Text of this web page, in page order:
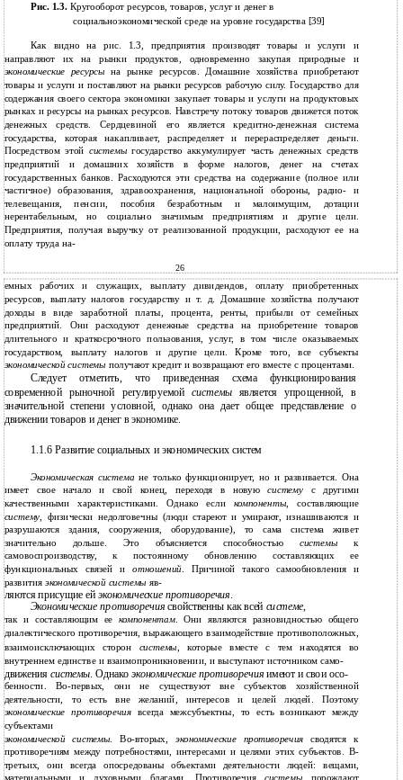
Рис. 1.3. Кругооборот ресурсов, товаров, услуг и денег в
социальноэкономической среде на уровне государства [39]
Как видно на рис. 1.3, предприятия производят товары и услуги и
направляют их на рынки продуктов, одновременно закупая природные и
экономические ресурсына рынке ресурсов. Домашние хозяйства приобретают
товары и услуги и поставляют на рынки ресурсов рабочую силу. Государство для
содержания своего сектора экономики закупает товары и услуги на продуктовых
рынках и ресурсы на рынках ресурсов. Навстречу потоку товаров движется поток
денежных средств. Сердцевиной его является кредитно-денежная система
государства, которая накапливает, распределяет и перераспределяет деньги.
Посредством этой системыгосударство аккумулирует часть денежных средств
предприятий и домашних хозяйств в форме налогов, денег на счетах
государственных банков. Расходуются эти средства на содержание (полное или
частичное) образования, здравоохранения, национальной обороны, радио- и
телевещания, пенсии, пособия безработным и малоимущим, дотации
нерентабельным, но социально значимым предприятиям и другие цели.
Предприятия, получая выручку от реализованной продукции, расходуют ее на
оплату труда на-
26
емных рабочих и служащих, выплату дивидендов, оплату приобретенных
ресурсов, выплату налогов государству и т. д. Домашние хозяйства получают
доходы в виде заработной платы, процента, ренты, прибыли от семейных
предприятий. Они расходуют денежные средства на приобретение товаров
длительного и краткосрочного пользования, услуг, в том числе оказываемых
государством, выплату налогов и другие цели. Кроме того, все субъекты
экономической системы получают кредит и возвращают его вместе с процентами.
Следует отметить, что приведенная схема функционирования
современной рыночной регулируемойсистемы является упрощенной, в
значительной степени условной, однако она дает общее представление о
движении товаров и денег в экономике.
1.1.6 Развитие социальных и экономических систем
Экономическая системане только функционирует, но и развивается. Она
имеет свое начало и свой конец, переходя в новуюсистему с другими
качественными характеристиками. Однако есликомпоненты, составляющие
систему , физически недолговечны (люди стареют и умирают, изнашиваются и
разрушаются здания, сооружения, оборудование), то сама система живет
значительно дольше. Это объясняется способностью системык
самовоспроизводству, к постоянному обновлению составляющих ее
функциональных связей иотношений. Причиной такого самообновления и
развития экономической системы яв-
ляются присущие ей экономические противоречия.
Экономические противоречиясвойственны как всей системе
так и составляющим ее компонентам. Они являются разновидностью общего
диалектического противоречия, выражающего взаимодействие противоположных,
взаимоисключающих сторон системы, которые вместе с тем находятся во
внутреннем единстве и взаимопроникновении, и выступают источником само-
движения системы . Однакоэкономические противоречияимеют и свои осо-
бенности. Во-первых, они не существуют вне субъектов хозяйственной
деятельности, то есть вне желаний, интересов и целей людей. Поэтому
экономические противоречия всегда межсубъектны, то есть возникают между
субъектами
экономической системы .Во-вторых, экономические противоречия сводятся к
противоречиям между потребностями, интересами и целями этих субъектов. В-
третьих, они всегда опосредованы объектами деятельности людей: вещами,